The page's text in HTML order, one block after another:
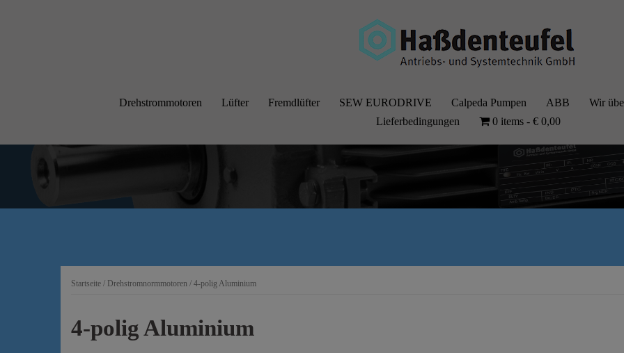
Drehstrommotoren Lüfter Fremdlüfter SEW EURODRIVE Calpeda Pumpen ABB Wir
Lieferbedingungen
0 items € 0,00
Startseite / Drehstromnormmotoren / 4-polig Aluminium
4-polig Aluminium